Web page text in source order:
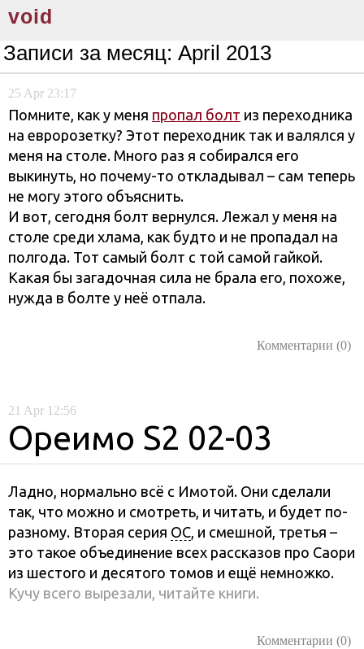
void
Записи за месяц: April 2013
25 Apr 23:17
Помните, как у меня пропал болт из переходника
на евророзетку? Этот переходник так и валялся у
меня на столе. Много раз я собирался его
выкинуть, но почему-то откладывал – сам теперь
не могу этого объяснить.
И вот, сегодня болт вернулся. Лежал у меня на
столе среди хлама, как будто и не пропадал на
полгода. Тот самый болт с той самой гайкой.
Какая бы загадочная сила не брала его, похоже,
нужда в болте у неё отпала.
Комментарии (0)
21 Apr 12:56
Ореимо S2 02-03
Ладно, нормально всё с Имотой. Они сделали
так, что можно и смотреть, и читать, и будет по-
разному. Вторая серия OC, и смешной, третья –
это такое объединение всех рассказов про Саори
из шестого и десятого томов и ещё немножко.
Кучу всего вырезали, читайте книги.
Комментарии (0)